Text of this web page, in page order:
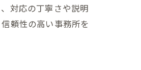
対応の丁寧さや説明
頼性の高い事務所を